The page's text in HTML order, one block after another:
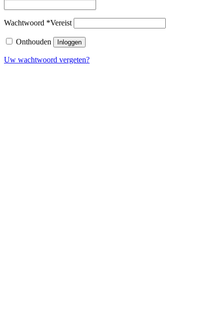
Wachtwoord *Vereist
Onthouden Inloggen
Uw wachtwoord vergeten?